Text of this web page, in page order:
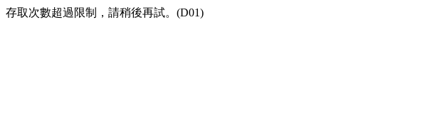
存取次數超過限制，請稍後再試。(D01)